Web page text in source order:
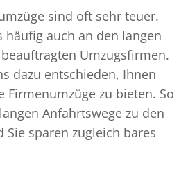
sind oft sehr teuer.
häufig auch an den langen
Umzugsfirmen.
dazu entschieden, Ihnen
Firmenumzüge zu bieten. So
Anfahrtswege zu den
Sie sparen zugleich bares